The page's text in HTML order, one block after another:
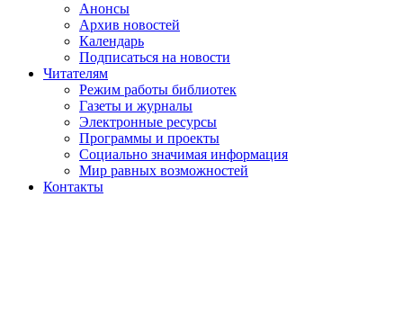
Анонсы
Архив новостей
Календарь
Подписаться на новости
Читателям
Режим работы библиотек
Газеты и журналы
Электронные ресурсы
Программы и проекты
Социально значимая информация
Мир равных возможностей
Контакты